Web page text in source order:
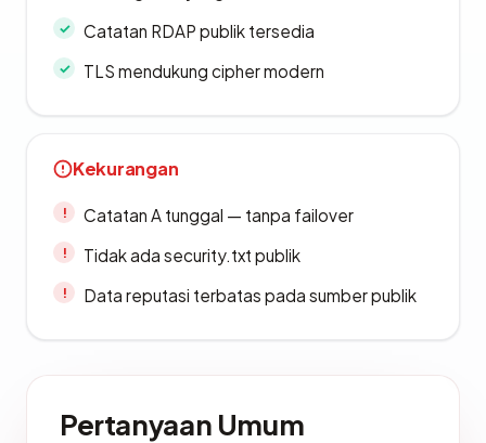
Catatan RDAP publik tersedia
TLS mendukung cipher modern
Kekurangan
Catatan A tunggal — tanpa failover
Tidak ada security.txt publik
Data reputasi terbatas pada sumber publik
Pertanyaan Umum